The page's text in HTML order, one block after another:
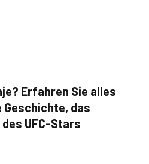
Erfahren Sie alles
Geschichte, das
UFC-Stars